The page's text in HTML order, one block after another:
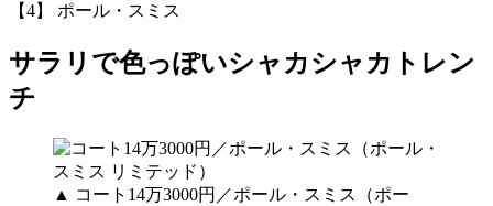
【4】 ポール・スミス
サラリで色っぽいシャカシャカトレン
チ
▲ コート14万3000円／ポール・スミス（ポー